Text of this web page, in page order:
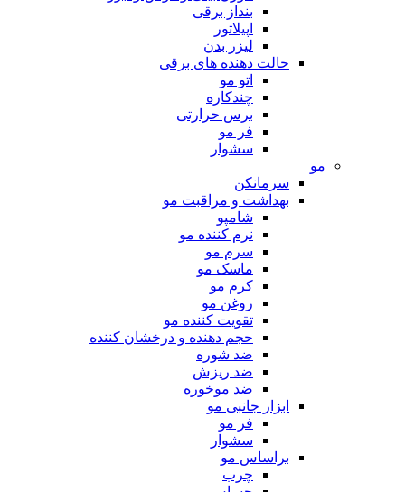
بنداز برقی
اپیلاتور
لیزر بدن
حالت دهنده های برقی
اتو مو
چندکاره
برس حرارتی
فر مو
سشوار
مو
سرمانکن
بهداشت و مراقبت مو
شامپو
نرم کننده مو
سرم مو
ماسک مو
کرم مو
روغن مو
تقویت کننده مو
حجم دهنده و درخشان کننده
ضد شوره
ضد ریزش
ضد موخوره
ابزار جانبی مو
فر مو
سشوار
براساس مو
چرب